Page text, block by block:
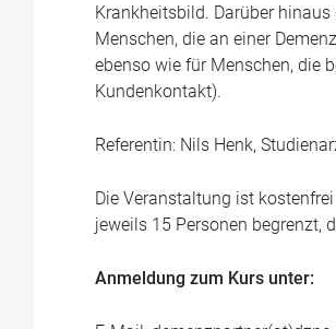
Krankheitsbild. Darüber
Menschen, die an einer
ebenso wie für Menschen, die
Kundenkontakt).
Referentin: Nils Henk,
Die Veranstaltung ist
jeweils 15 Personen begrenzt,
Anmeldung zum Kurs unter: